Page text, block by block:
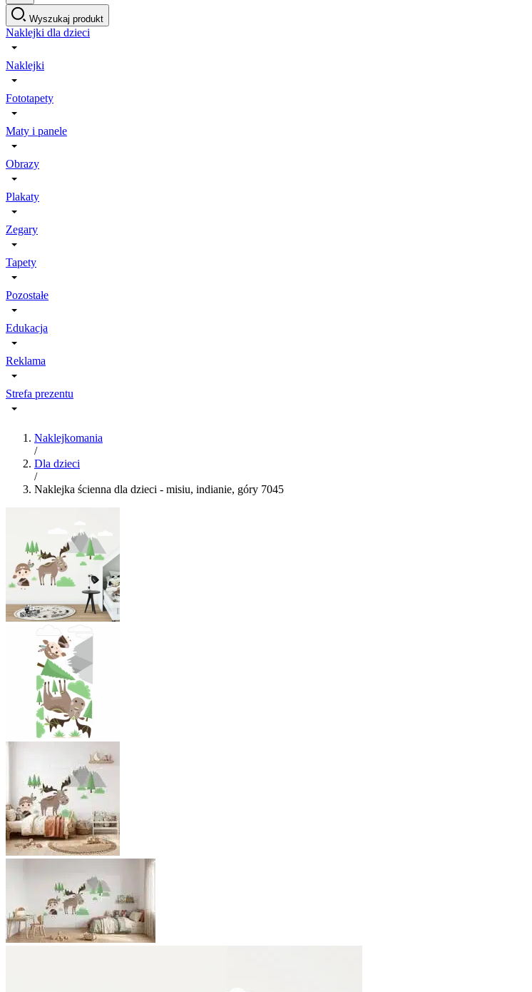
Wyszukaj produkt
Naklejki dla dzieci
Naklejki
Fototapety
Maty i panele
Obrazy
Plakaty
Zegary
Tapety
Pozostałe
Edukacja
Reklama
Strefa prezentu
Naklejkomania
/
Dla dzieci
/
Naklejka ścienna dla dzieci - misiu, indianie, góry 7045